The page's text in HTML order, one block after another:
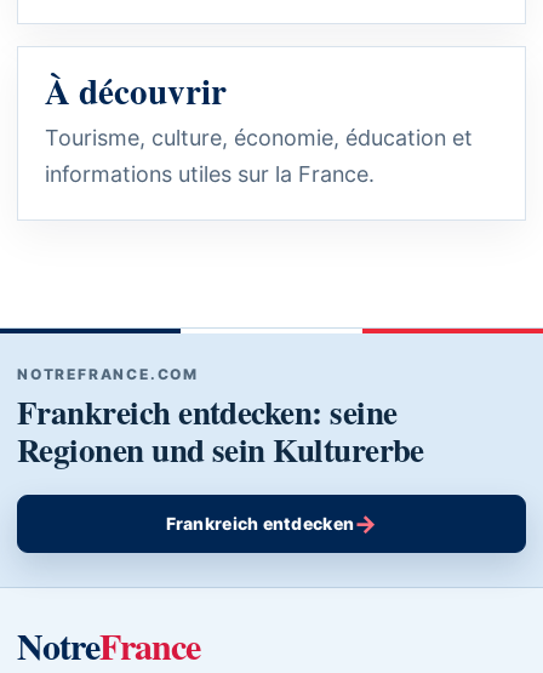
À découvrir
Tourisme, culture, économie, éducation et
informations utiles sur la France.
NOTREFRANCE.COM
Frankreich entdecken: seine
Regionen und sein Kulturerbe
Frankreich entdecken→
NotreFrance